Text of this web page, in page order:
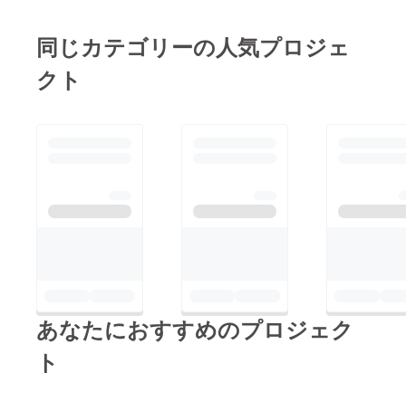
同じカテゴリーの人気プロジェ
クト
あなたにおすすめのプロジェク
ト